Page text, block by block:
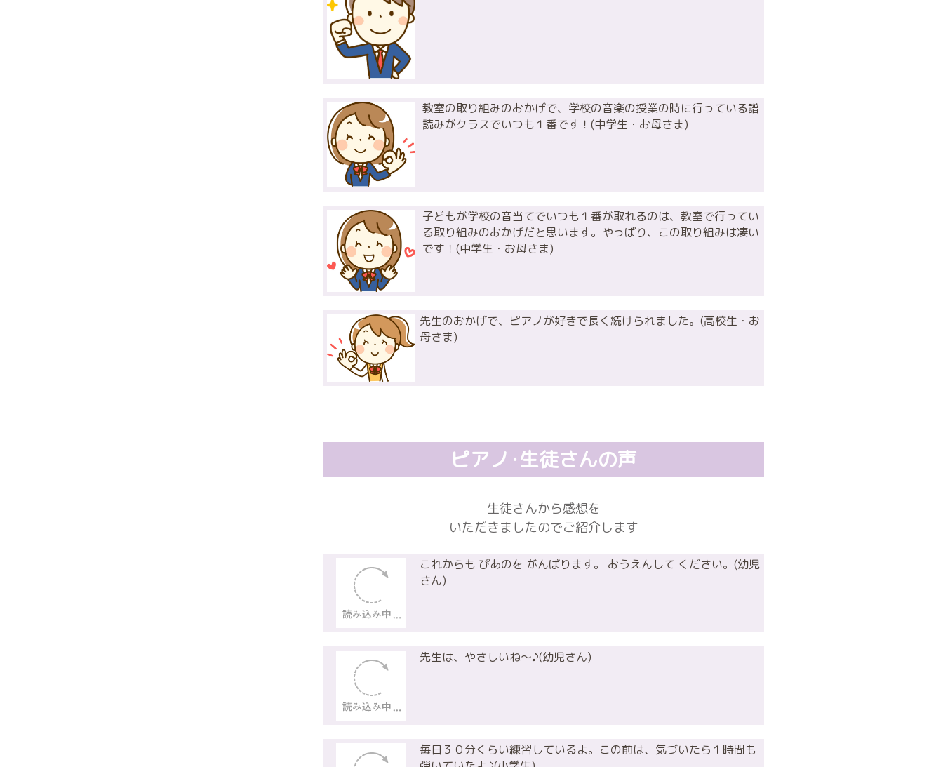
教室の取り組みのおかげで、学校の音楽の授業の時に行っている譜
読みがクラスでいつも１番です！(中学生・お母さま)
子どもが学校の音当てでいつも１番が取れるのは、教室で行ってい
る取り組みのおかげだと思います。やっぱり、この取り組みは凄い
です！(中学生・お母さま)
先生のおかげで、ピアノが好きで長く続けられました。(高校生・お
母さま)
ピアノ･生徒さんの声
生徒さんから感想を
いただきましたのでご紹介します
これからも ぴあのを がんばります。 おうえんして ください。(幼児
さん)